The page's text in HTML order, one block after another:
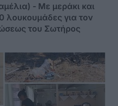
- Με μεράκι και
λουκουμάδες για τον
του Σωτήρος